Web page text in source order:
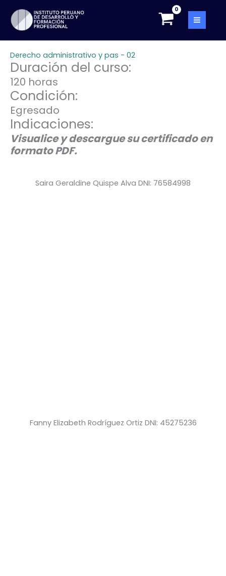
content
Derecho administrativo y pas - 02
Duración del curso:
120 horas
Condición:
Egresado
Indicaciones:
Visualice y descargue su certificado en
formato PDF.
Saira Geraldine Quispe Alva DNI: 76584998
Fanny Elizabeth Rodríguez Ortiz DNI: 45275236